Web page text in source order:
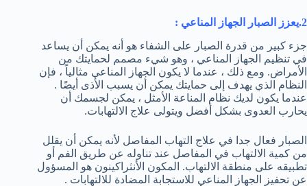
2.يعزز الصبار الجهاز المناعي :
جزء كبير من قدرة الصبار على الشفاء هو أنه يمكن أن يساعد
في تنظيم الجهاز المناعي ، وهو شيء مصمم لحمايتك من
الأمراض. ومع ذلك ، عندما لا يكون الجهاز المناعي مثالياً ، فإن
النظام الذي يهدف إلى حمايتك يمكن أن يسبب الأذى أيضًا .
عندما يكون لديك نظام المناعة الأمثل ، يمكن لجسمك أن
يحارب العدوى بشكل أفضل ويتولى علاج الالتهابات.
الصبار فعال جدا في علاج التهاب المفاصل لأنه يمكن أن يقلل
من كمية الالتهاب في المفاصل عند تناوله عن طريق الفم أو
تطبيقه على منطقة الالتهاب. المكون الأنثراكينون هو المسؤول
عن تحفيز الجهاز المناعي للاستجابة المضادة للالتهابات .